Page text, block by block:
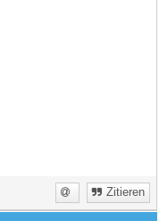
Zitieren